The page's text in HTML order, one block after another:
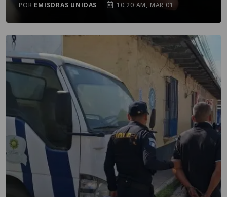
POR EMISORAS UNIDAS 10:20 AM, MAR 01